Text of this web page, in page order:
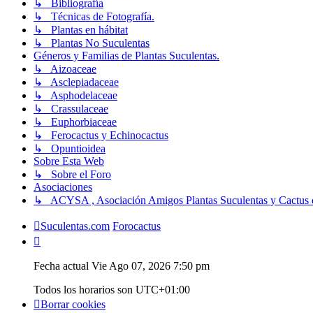
↳ Bibliografía
↳ Técnicas de Fotografía.
↳ Plantas en hábitat
↳ Plantas No Suculentas
Géneros y Familias de Plantas Suculentas.
↳ Aizoaceae
↳ Asclepiadaceae
↳ Asphodelaceae
↳ Crassulaceae
↳ Euphorbiaceae
↳ Ferocactus y Echinocactus
↳ Opuntioidea
Sobre Esta Web
↳ Sobre el Foro
Asociaciones
↳ ACYSA , Asociación Amigos Plantas Suculentas y Cactus
Suculentas.com Forocactus
Fecha actual Vie Ago 07, 2026 7:50 pm
Todos los horarios son UTC+01:00
Borrar cookies